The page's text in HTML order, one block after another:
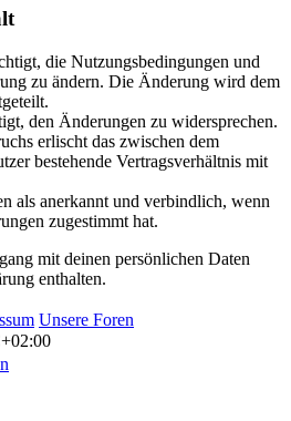
die Nutzungsbedingungen und
zu ändern. Die Änderung wird dem
den Änderungen zu widersprechen.
erlischt das zwischen dem
bestehende Vertragsverhältnis mit
als anerkannt und verbindlich, wenn
zugestimmt hat.
mit deinen persönlichen Daten
enthalten.
Unsere Foren